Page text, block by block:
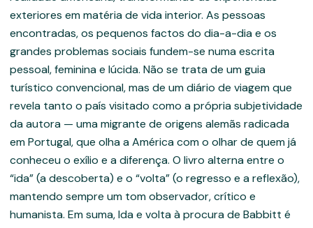
exteriores em matéria de vida interior. As pessoas
encontradas, os pequenos factos do dia-a-dia e os
grandes problemas sociais fundem-se numa escrita
pessoal, feminina e lúcida. Não se trata de um guia
turístico convencional, mas de um diário de viagem que
revela tanto o país visitado como a própria subjetividade
da autora — uma migrante de origens alemãs radicada
em Portugal, que olha a América com o olhar de quem já
conheceu o exílio e a diferença. O livro alterna entre o
“ida” (a descoberta) e o “volta” (o regresso e a reflexão),
mantendo sempre um tom observador, crítico e
humanista. Em suma, Ida e volta à procura de Babbitt é